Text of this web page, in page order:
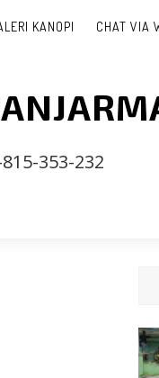
KANOPI CHAT VIA
353-232